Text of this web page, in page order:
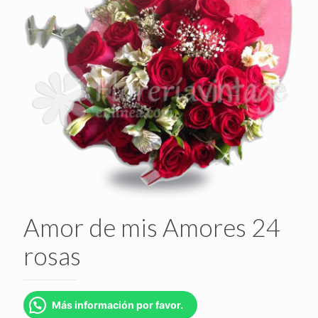
Amor de mis Amores 24
rosas
Más información por favor.